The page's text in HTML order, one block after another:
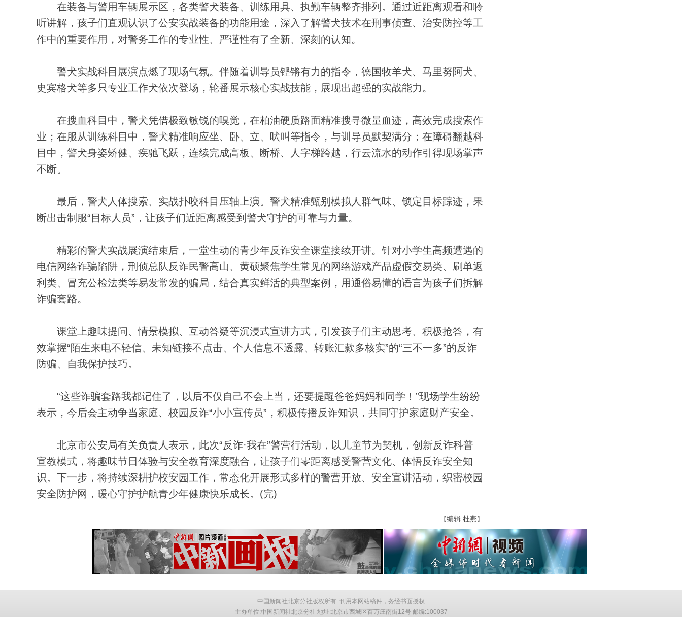
在装备与警用车辆展示区，各类警犬装备、训练用具、执勤车辆整齐排列。通过近距离观看和聆
听讲解，孩子们直观认识了公安实战装备的功能用途，深入了解警犬技术在刑事侦查、治安防控等工
作中的重要作用，对警务工作的专业性、严谨性有了全新、深刻的认知。
警犬实战科目展演点燃了现场气氛。伴随着训导员铿锵有力的指令，德国牧羊犬、马里努阿犬、
史宾格犬等多只专业工作犬依次登场，轮番展示核心实战技能，展现出超强的实战能力。
在搜血科目中，警犬凭借极致敏锐的嗅觉，在柏油硬质路面精准搜寻微量血迹，高效完成搜索作
业；在服从训练科目中，警犬精准响应坐、卧、立、吠叫等指令，与训导员默契满分；在障碍翻越科
目中，警犬身姿矫健、疾驰飞跃，连续完成高板、断桥、人字梯跨越，行云流水的动作引得现场掌声
不断。
最后，警犬人体搜索、实战扑咬科目压轴上演。警犬精准甄别模拟人群气味、锁定目标踪迹，果
断出击制服“目标人员”，让孩子们近距离感受到警犬守护的可靠与力量。
精彩的警犬实战展演结束后，一堂生动的青少年反诈安全课堂接续开讲。针对小学生高频遭遇的
电信网络诈骗陷阱，刑侦总队反诈民警高山、黄硕聚焦学生常见的网络游戏产品虚假交易类、刷单返
利类、冒充公检法类等易发常发的骗局，结合真实鲜活的典型案例，用通俗易懂的语言为孩子们拆解
诈骗套路。
课堂上趣味提问、情景模拟、互动答疑等沉浸式宣讲方式，引发孩子们主动思考、积极抢答，有
效掌握“陌生来电不轻信、未知链接不点击、个人信息不透露、转账汇款多核实”的“三不一多”的反诈
防骗、自我保护技巧。
“这些诈骗套路我都记住了，以后不仅自己不会上当，还要提醒爸爸妈妈和同学！”现场学生纷纷
表示，今后会主动争当家庭、校园反诈“小小宣传员”，积极传播反诈知识，共同守护家庭财产安全。
北京市公安局有关负责人表示，此次“反诈·我在”警营行活动，以儿童节为契机，创新反诈科普
宣教模式，将趣味节日体验与安全教育深度融合，让孩子们零距离感受警营文化、体悟反诈安全知
识。下一步，将持续深耕护校安园工作，常态化开展形式多样的警营开放、安全宣讲活动，织密校园
安全防护网，暖心守护护航青少年健康快乐成长。(完)
【编辑:杜燕】
中国新闻社北京分社版权所有::刊用本网站稿件，务经书面授权
主办单位:中国新闻社北京分社 地址:北京市西城区百万庄南街12号 邮编:100037